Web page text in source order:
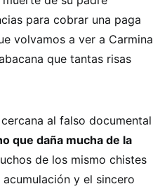
para cobrar una paga
volvamos a ver a Carmina
que tantas risas
al falso documental
que daña mucha de la
de los mismo chistes
y el sincero